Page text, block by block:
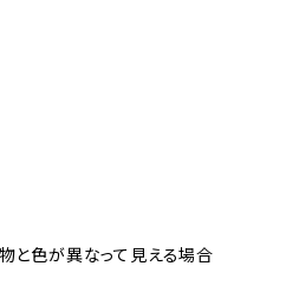
と色が異なって見える場合